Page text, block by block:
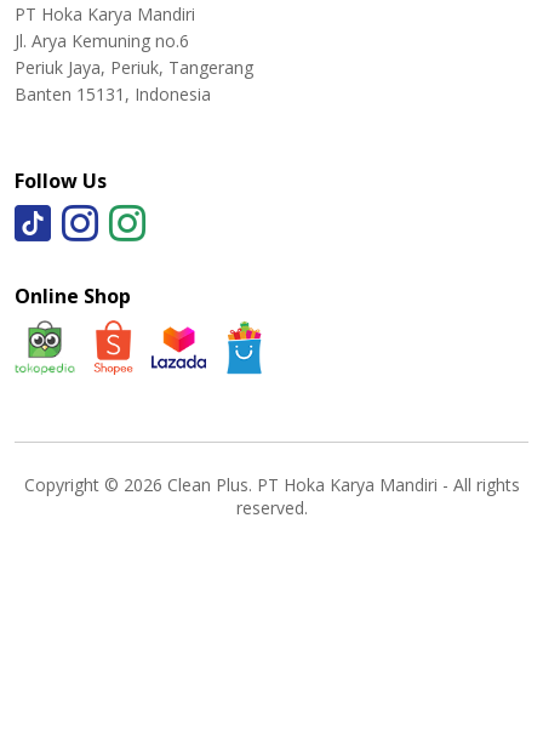
PT Hoka Karya Mandiri
Jl. Arya Kemuning no.6
Periuk Jaya, Periuk, Tangerang
Banten 15131, Indonesia
Follow Us
Online Shop
Copyright © 2026 Clean Plus. PT Hoka Karya Mandiri - All rights
reserved.